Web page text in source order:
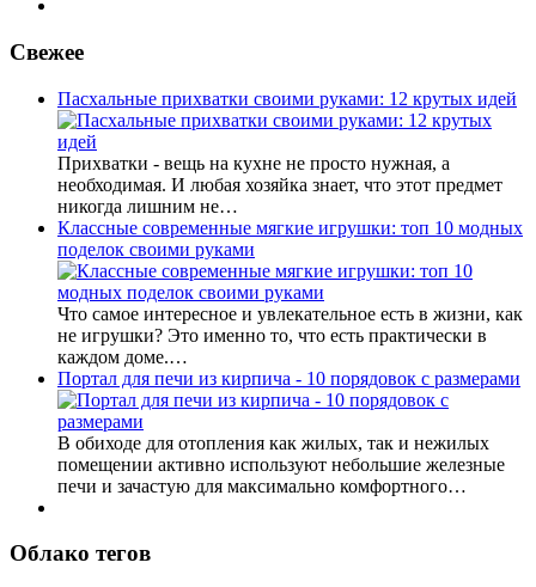
Свежее
Пасхальные прихватки своими руками: 12 крутых идей
Прихватки - вещь на кухне не просто нужная, а
необходимая. И любая хозяйка знает, что этот предмет
никогда лишним не…
Классные современные мягкие игрушки: топ 10 модных
поделок своими руками
Что самое интересное и увлекательное есть в жизни, как
не игрушки? Это именно то, что есть практически в
каждом доме.…
Портал для печи из кирпича - 10 порядовок с размерами
В обиходе для отопления как жилых, так и нежилых
помещении активно используют небольшие железные
печи и зачастую для максимально комфортного…
Облако тегов